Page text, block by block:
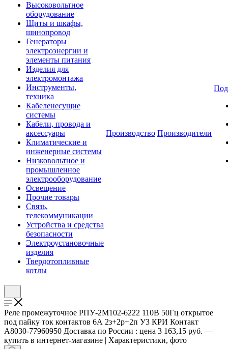
Высоковольтное
оборудование
Щиты и шкафы,
шинопровод
Генераторы
электроэнергии и
элементы питания
Изделия для
электромонтажа
Инструменты,
техника
Кабеленесущие
системы
Кабели, провода и
аксессуары
Климатические и
инженерные системы
Низковольтное и
промышленное
электрооборудование
Освещение
Прочие товары
Связь,
телекоммуникации
Устройства и средства
безопасности
Электроустановочные
изделия
Твердотопливные
котлы
Производство Производители
Реле промежуточное РПУ-2М102-6222 110В 50Гц открытое
под пайку ток контактов 6А 2з+2р+2п У3 КРИ Контакт
A8030-77960950 Доставка по России : цена 3 163,15 руб. —
купить в интернет-магазине | Характеристики, фото